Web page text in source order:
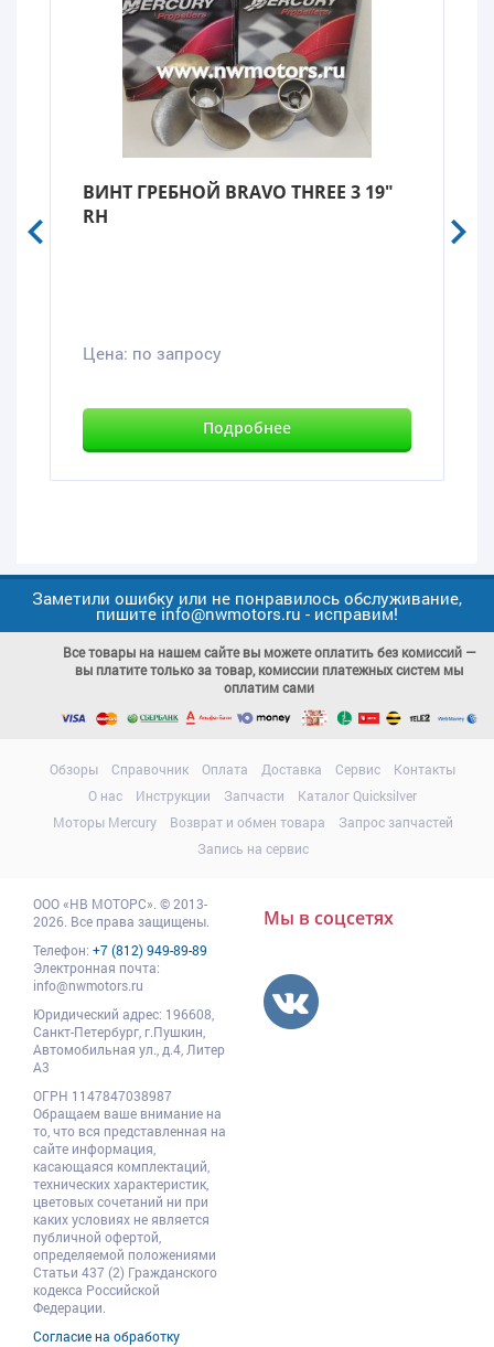
ВИНТ ГРЕБНОЙ BRAVO THREE 3 19"
RH
Цена: по запросу
Подробнее
Заметили ошибку или не понравилось обслуживание,
пишите info@nwmotors.ru - исправим!
Все товары на нашем сайте вы можете оплатить без комиссий —
вы платите только за товар, комиссии платежных систем мы
оплатим сами
Обзоры Справочник Оплата Доставка Сервис
Контакты
О нас
Инструкции Запчасти
Каталог Quicksilver
Моторы Mercury
Возврат и обмен товара
Запрос запчастей
Запись на сервис
ООО«НВ МОТОРС» © 2013-
2026. Все права защищены.
Телефон: +7 (812) 949-89-89
Электронная почта:
info@nwmotors.ru
Юридический адрес: 196608
Санкт-Петербург, г.Пушкин
Автомобильная ул., д.4, Литер
А3
ОГРН 1147847038987
Обращаем ваше внимание на
то, что вся представленная на
сайте информация,
касающаяся комплектаций,
технических характеристик,
цветовых сочетаний ни при
каких условиях не является
публичной офертой,
определяемой положениями
Статьи 437 (2) Гражданского
кодекса Российской
Федерации.
Согласие на обработку
Мы в соцсетях